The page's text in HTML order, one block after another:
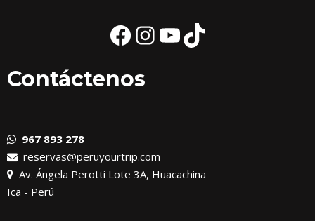
Contáctenos
967 893 278
reservas@peruyourtrip.com
Av. Ángela Perotti Lote 3A, Huacachina
Ica - Perú